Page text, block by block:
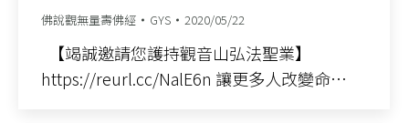
佛說觀無量壽佛經 GYS 2020/05/22
【竭誠邀請您護持觀音山弘法聖業】
https://reurl.cc/NalE6n 讓更多人改變命…